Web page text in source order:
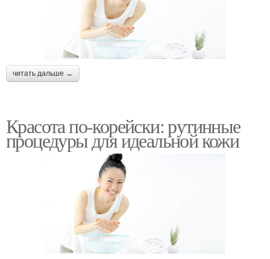
читать дальше →
Красота по-корейски: рутинные
процедуры для идеальной кожи